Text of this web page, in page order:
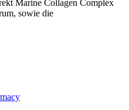
Marine Collagen Complex
sowie die